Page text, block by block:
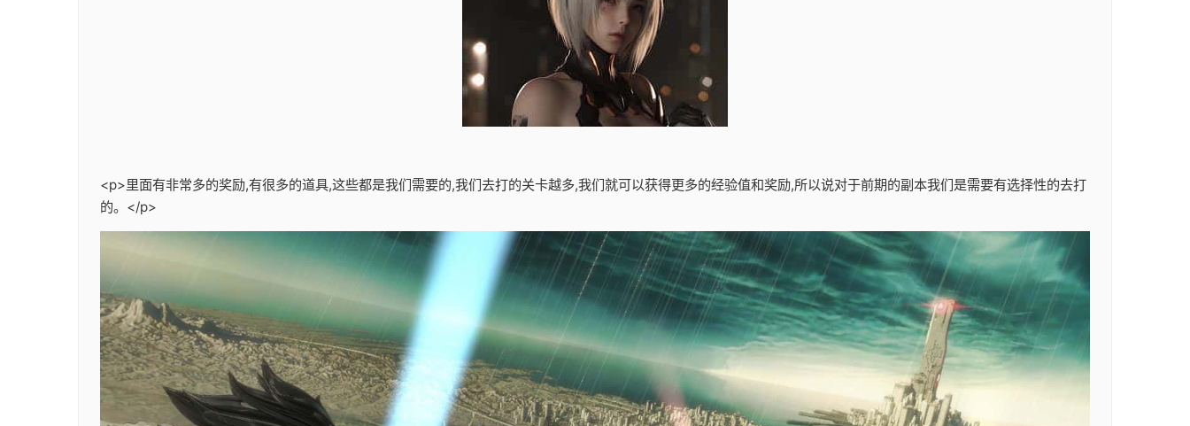
<p>里面有非常多的奖励,有很多的道具,这些都是我们需要的,我们去打的关卡越多,我们就可以获得更多的经验值和奖励,所以说对于前期的副本我们是需要有选择性的去打
的。</p>